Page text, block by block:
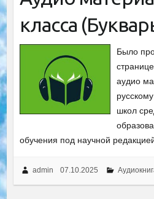
класса
Было
аудио
школ
обучения под научной
admin 07.10.2025